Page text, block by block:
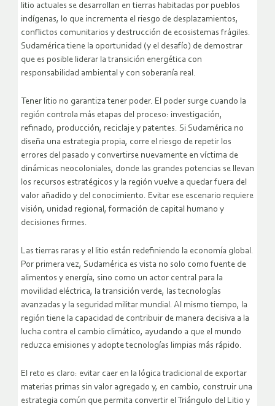
litio actuales se desarrollan en tierras habitadas por pueblos
indígenas, lo que incrementa el riesgo de desplazamientos,
conflictos comunitarios y destrucción de ecosistemas frágiles.
Sudamérica tiene la oportunidad (y el desafío) de demostrar
que es posible liderar la transición energética con
responsabilidad ambiental y con soberanía real.
Tener litio no garantiza tener poder. El poder surge cuando la
región controla más etapas del proceso: investigación,
refinado, producción, reciclaje y patentes. Si Sudamérica no
diseña una estrategia propia, corre el riesgo de repetir los
errores del pasado y convertirse nuevamente en víctima de
dinámicas neocoloniales, donde las grandes potencias se llevan
los recursos estratégicos y la región vuelve a quedar fuera del
valor añadido y del conocimiento. Evitar ese escenario requiere
visión, unidad regional, formación de capital humano y
decisiones firmes.
Las tierras raras y el litio están redefiniendo la economía global.
Por primera vez, Sudamérica es vista no solo como fuente de
alimentos y energía, sino como un actor central para la
movilidad eléctrica, la transición verde, las tecnologías
avanzadas y la seguridad militar mundial. Al mismo tiempo, la
región tiene la capacidad de contribuir de manera decisiva a la
lucha contra el cambio climático, ayudando a que el mundo
reduzca emisiones y adopte tecnologías limpias más rápido.
El reto es claro: evitar caer en la lógica tradicional de exportar
materias primas sin valor agregado y, en cambio, construir una
estrategia común que permita convertir el Triángulo del Litio y